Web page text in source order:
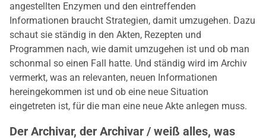
angestellten Enzymen und den eintreffenden
Informationen braucht Strategien, damit umzugehen. Dazu
schaut sie ständig in den Akten, Rezepten und
Programmen nach, wie damit umzugehen ist und ob man
schonmal so einen Fall hatte. Und ständig wird im Archiv
vermerkt, was an relevanten, neuen Informationen
hereingekommen ist und ob eine neue Situation
eingetreten ist, für die man eine neue Akte anlegen muss.
Der Archivar, der Archivar / weiß alles, was